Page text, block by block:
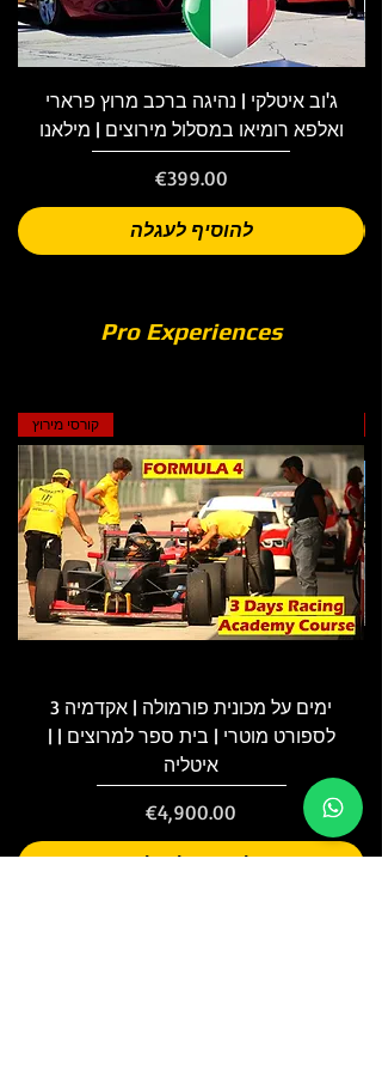
ג'וב איטלקי | נהיגה ברכב מרוץ פרארי
ואלפא רומיאו במסלול מירוצים | מילאנו
Price
€399.00
להוסיף לעגלה
Pro Experiences
קורסי מירוץ
3 ימים על מכונית פורמולה | אקדמיה
לספורט מוטרי | בית ספר למרוצים | |
איטליה
Price
€4,900.00